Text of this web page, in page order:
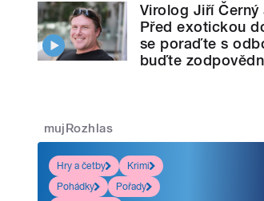
Virolog Jiří Černý
Před exotickou
se poraďte s
buďte
mujRozhlas
Hry a četby
Krimi
Pohádky
Pořady